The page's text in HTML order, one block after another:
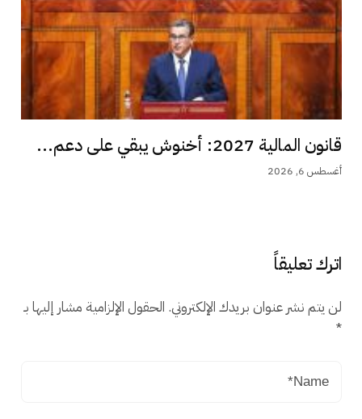
قانون المالية 2027: أخنوش يبقي على دعم...
أغسطس 6, 2026
اترك تعليقاً
لن يتم نشر عنوان بريدك الإلكتروني. الحقول الإلزامية مشار إليها بـ
*